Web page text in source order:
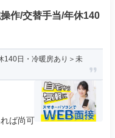
作/交替手当/年休140
140日・冷暖房あり＞未
ば尚可